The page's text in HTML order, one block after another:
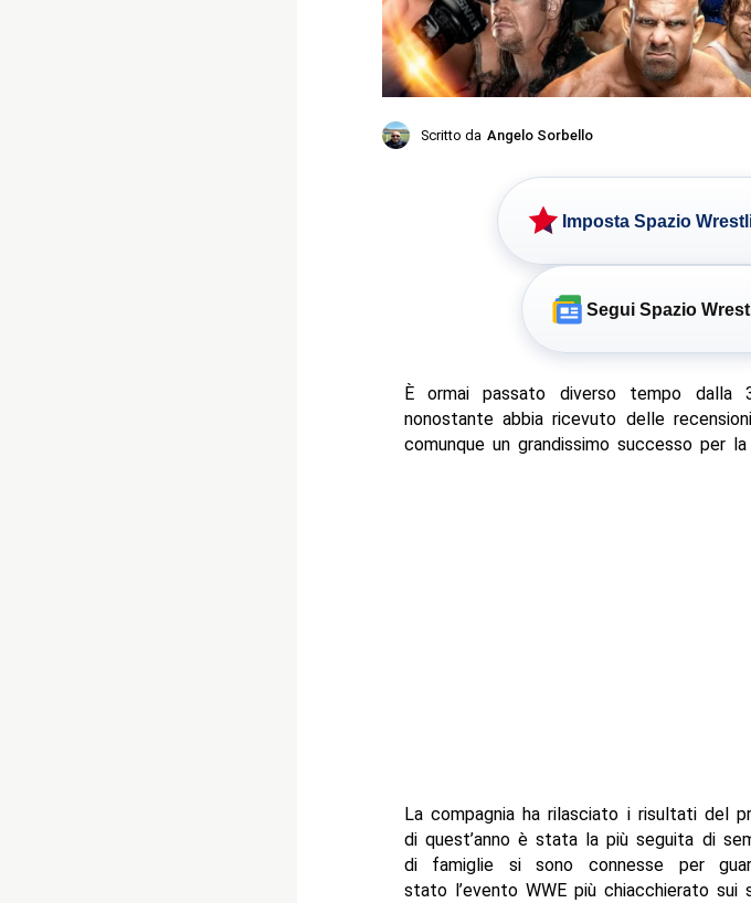
Scritto da Angelo Sorbello
Imposta Spazio
Segui Spazio
È ormai passato diverso tempo dalla
nonostante abbia ricevuto delle
comunque un grandissimo successo per la
La compagnia ha rilasciato i risultati del
di quest’anno è stata la più seguita di
di famiglie si sono connesse per
stato l’evento WWE più chiacchierato sui